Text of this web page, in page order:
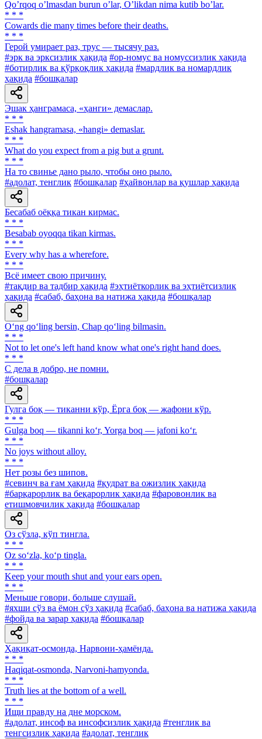
Qoʼrqoq oʼlmasdan burun oʼlar, Oʼlikdan nima kutib boʼlar.
* * *
Cowards die many times before their deaths.
* * *
Герой умирает раз, трус — тысячу раз.
#эрк ва эрксизлик ҳақида #ор-номус ва номуссизлик ҳақида
#ботирлик ва қўрқоқлик ҳақида #мардлик ва номардлик
ҳақида #бошқалар
Эшак ҳанграмаса, «ҳанги» демаслар.
* * *
Eshak hangramasa, «hangi» demaslar.
* * *
What do you expect from a pig but a grunt.
* * *
На то свинье дано рыло, чтобы оно рыло.
#адолат, тенглик #бошқалар #ҳайвонлар ва қушлар ҳақида
Бесабаб оёққа тикан кирмас.
* * *
Besabab oyoqqa tikan kirmas.
* * *
Every why has a wherefore.
* * *
Всё имеет свою причину.
#тақдир ва тадбир ҳақида #эҳтиёткорлик ва эҳтиётсизлик
ҳақида #сабаб, баҳона ва натижа ҳақида #бошқалар
O‘ng qo‘ling bersin, Chap qo‘ling bilmasin.
* * *
Not to let one's left hand know what one's right hand does.
* * *
С дела в добро, не помни.
#бошқалар
Гулга боқ — тиканни кўр, Ёрга боқ — жафони кўр.
* * *
Gulga boq — tikanni ko‘r, Yorga boq — jafoni ko‘r.
* * *
No joys without alloy.
* * *
Нет розы без шипов.
#севинч ва ғам ҳақида #қудрат ва ожизлик ҳақида
#барқарорлик ва беқарорлик ҳақида #фаровонлик ва
етишмовчилик ҳақида #бошқалар
Оз сўзла, кўп тингла.
* * *
Oz so‘zla, ko‘p tingla.
* * *
Keep your mouth shut and your ears open.
* * *
Меньше говори, больше слушай.
#яхши сўз ва ёмон сўз ҳақида #сабаб, баҳона ва натижа ҳақида
#фойда ва зарар ҳақида #бошқалар
Ҳақиқат-осмонда, Нарвони-ҳамёнда.
* * *
Haqiqat-osmonda, Narvoni-hamyonda.
* * *
Truth lies at the bottom of a well.
* * *
Ищи правду на дне морском.
#адолат, инсоф ва инсофсизлик ҳақида #тенглик ва
тенгсизлик ҳақида #адолат, тенглик